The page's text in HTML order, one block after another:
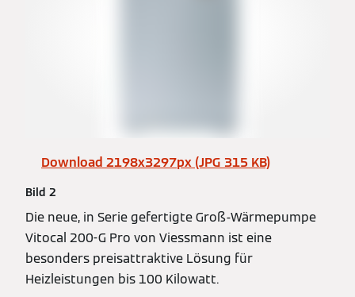
Download 2198x3297px (JPG 315 KB)
Bild 2
Die neue, in Serie gefertigte Groß-Wärmepumpe
Vitocal 200-G Pro von Viessmann ist eine
besonders preisattraktive Lösung für
Heizleistungen bis 100 Kilowatt.